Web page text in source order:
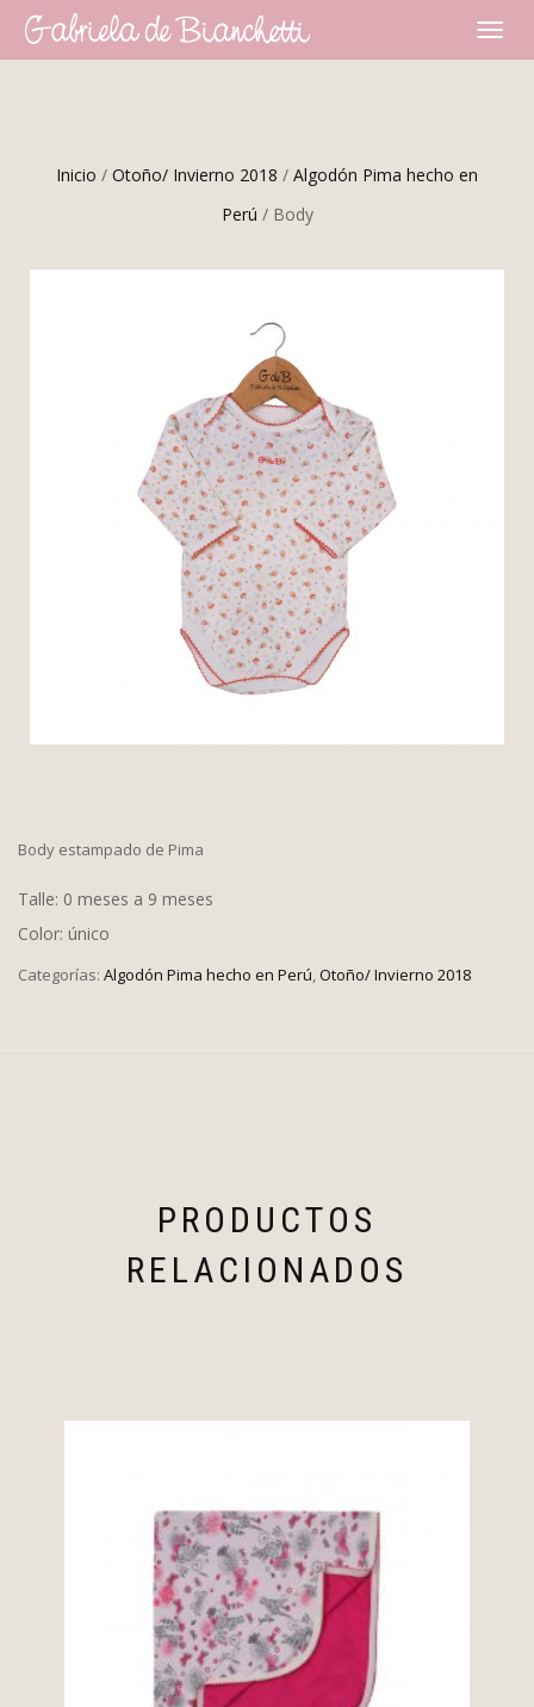
Inicio / Otoño/ Invierno 2018 / Algodón Pima hecho en
Perú / Body
Body estampado de Pima
Talle: 0 meses a 9 meses
Color: único
Categorías: Algodón Pima hecho en Perú Otoño/ Invierno 2018
PRODUCTOS
RELACIONADOS